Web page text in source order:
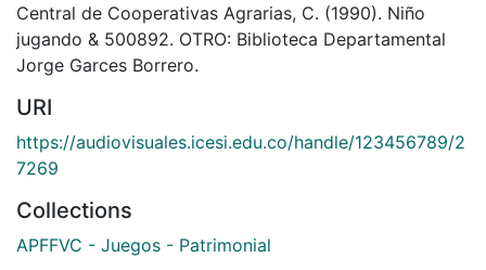
Central de Cooperativas Agrarias, C. (1990). Niño
jugando & 500892. OTRO: Biblioteca Departamental
Jorge Garces Borrero.
URI
https://audiovisuales.icesi.edu.co/handle/123456789/2
7269
Collections
APFFVC - Juegos - Patrimonial